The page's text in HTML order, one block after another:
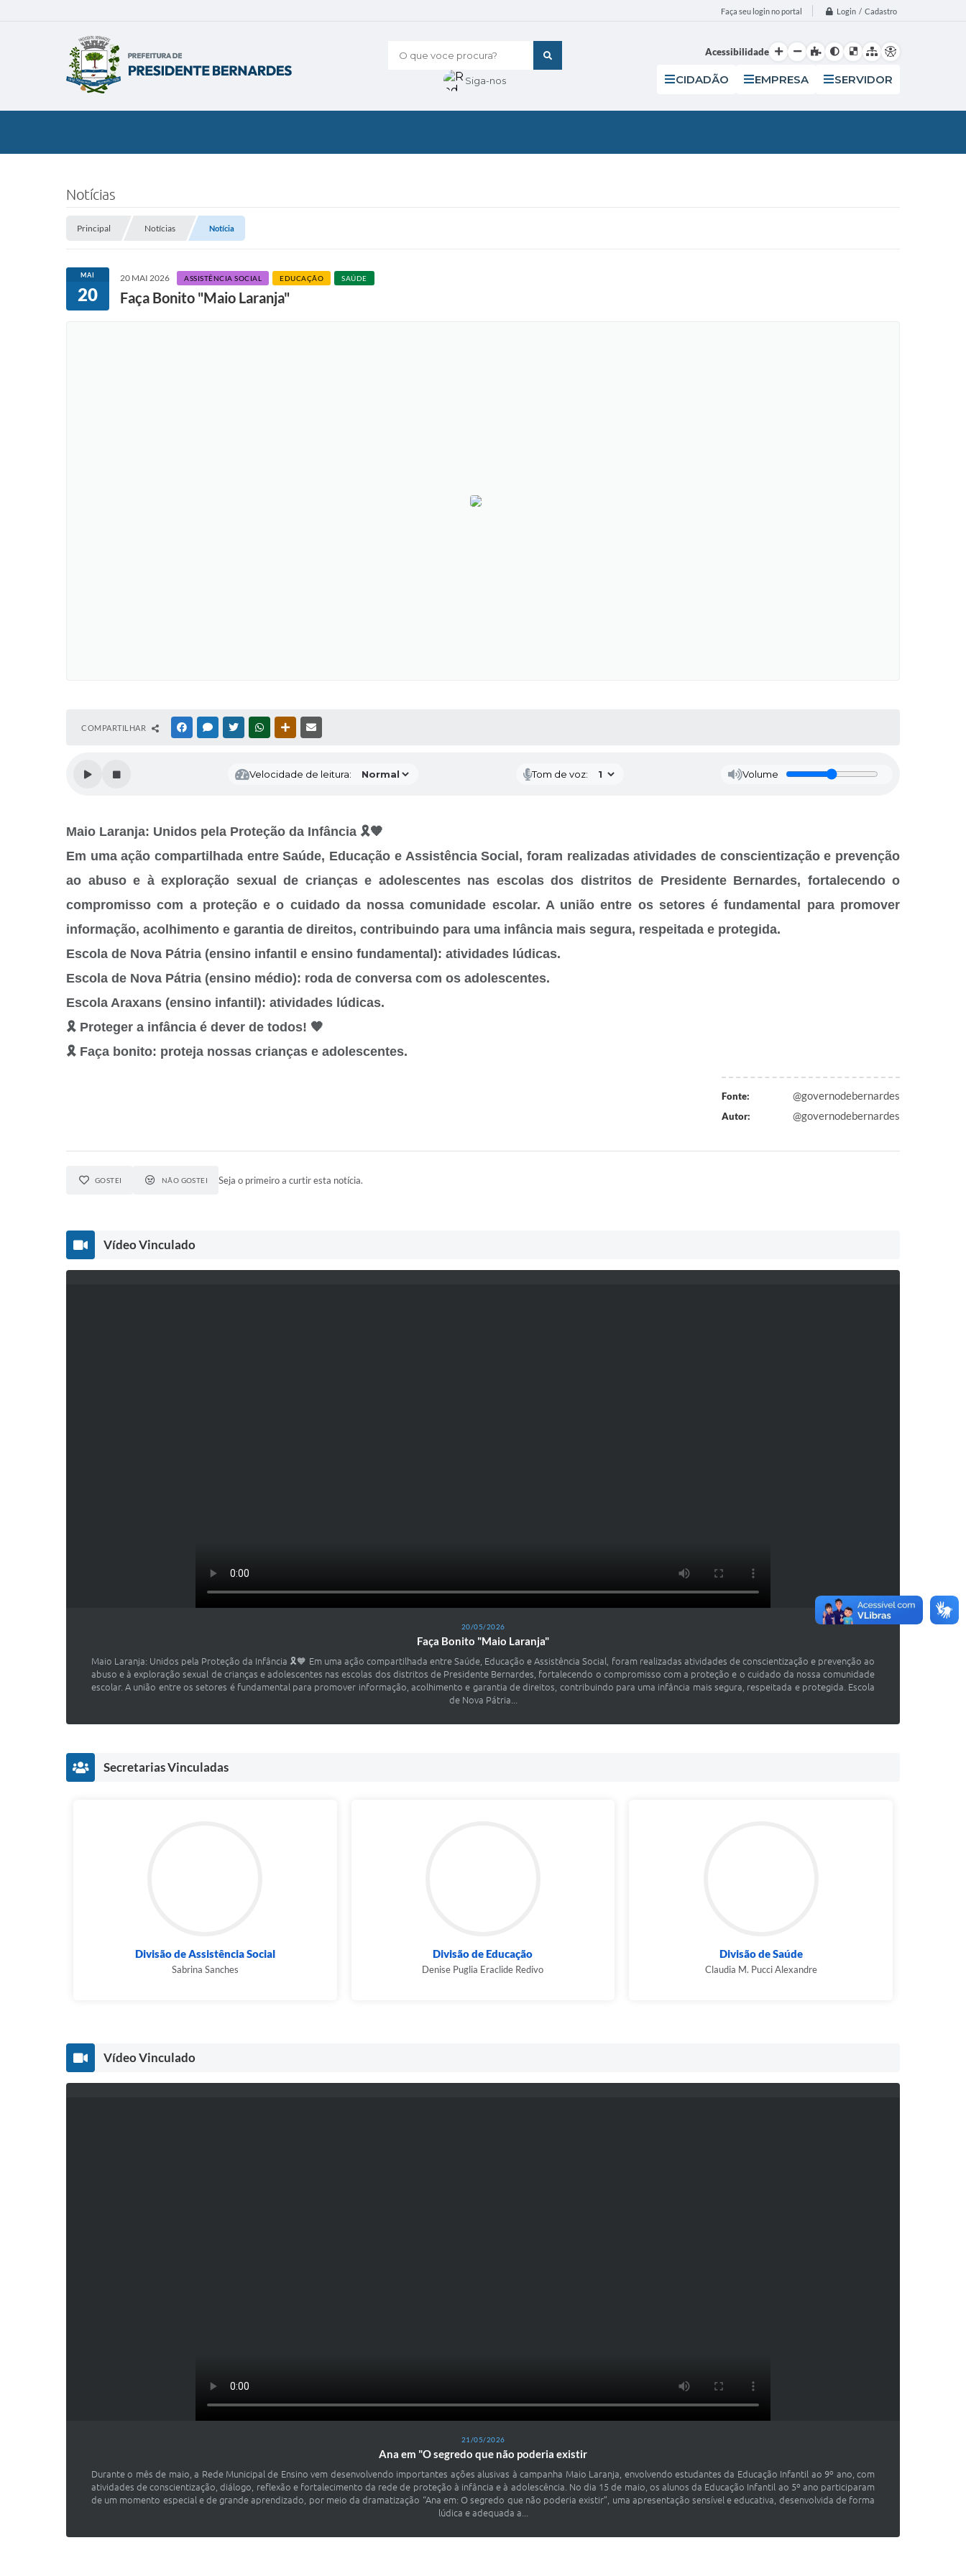
Faça seu login no portal Login / Cadastro
O que voce procura?
Siga-nos
Acessibilidade
CIDADÃO EMPRESA SERVIDOR
Notícias
Principal Notícias Notícia
MAI
20
20 MAI 2026 ASSISTÊNCIA SOCIAL EDUCAÇÃO SAÚDE
Faça Bonito "Maio Laranja"
COMPARTILHAR FACEBOOKMESSENGER
TWITTERWHATSAPPOUTRAS MÍDIAS
Velocidade de leitura: Tom de voz: Volume
Maio Laranja: Unidos pela Proteção da Infância 🎗️🧡
Em uma ação compartilhada entre Saúde, Educação e Assistência Social, foram realizadas atividades de conscientização e prevenção
ao abuso e à exploração sexual de crianças e adolescentes nas escolas dos distritos de Presidente Bernardes, fortalecendo o
compromisso com a proteção e o cuidado da nossa comunidade escolar. A união entre os setores é fundamental para promover
informação, acolhimento e garantia de direitos, contribuindo para uma infância mais segura, respeitada e protegida.
Escola de Nova Pátria (ensino infantil e ensino fundamental): atividades lúdicas.
Escola de Nova Pátria (ensino médio): roda de conversa com os adolescentes.
Escola Araxans (ensino infantil): atividades lúdicas.
🎗️ Proteger a infância é dever de todos! 🧡
🎗️ Faça bonito: proteja nossas crianças e adolescentes.
Fonte: @governodebernardes
Autor: @governodebernardes
GOSTEI NÃO GOSTEI Seja o primeiro a curtir esta notícia.
Vídeo Vinculado
20/05/2026
Faça Bonito "Maio Laranja"
Maio Laranja: Unidos pela Proteção da Infância 🎗️🧡 Em uma ação compartilhada entre Saúde, Educação e Assistência Social, foram realizadas atividades de conscientização e prevenção ao
abuso e à exploração sexual de crianças e adolescentes nas escolas dos distritos de Presidente Bernardes, fortalecendo o compromisso com a proteção e o cuidado da nossa comunidade
escolar. A união entre os setores é fundamental para promover informação, acolhimento e garantia de direitos, contribuindo para uma infância mais segura, respeitada e protegida. Escola
de Nova Pátria...
Secretarias Vinculadas
Divisão de Assistência Social
Sabrina Sanches
Divisão de Educação
Denise Puglia Eraclide Redivo
Divisão de Saúde
Claudia M. Pucci Alexandre
Vídeo Vinculado
21/05/2026
Ana em "O segredo que não poderia existir
Durante o mês de maio, a Rede Municipal de Ensino vem desenvolvendo importantes ações alusivas à campanha Maio Laranja, envolvendo estudantes da Educação Infantil ao 9º ano, com
atividades de conscientização, diálogo, reflexão e fortalecimento da rede de proteção à infância e à adolescência. No dia 15 de maio, os alunos da Educação Infantil ao 5º ano participaram
de um momento especial e de grande aprendizado, por meio da dramatização “Ana em: O segredo que não poderia existir”, uma apresentação sensível e educativa, desenvolvida de forma
lúdica e adequada a...